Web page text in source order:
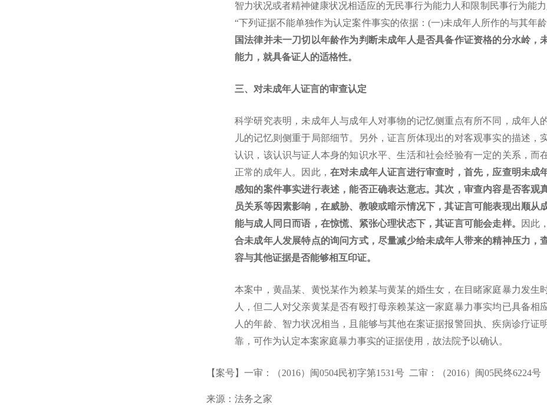
智力状况或者精神健康状况相适应的无民事行为能力人和限制民事行为能
“下列证据不能单独作为认定案件事实的依据：(一)未成年人所作的与其年
国法律并未一刀切以年龄作为判断未成年人是否具备作证资格的分水岭，
能力，就具备证人的适格性。
三、对未成年人证言的审查认定
科学研究表明，未成年人与成年人对事物的记忆侧重点有所不同，成年人
儿的记忆则侧重于局部细节。另外，证言所体现出的对客观事实的描述，
认识，该认识与证人本身的知识水平、生活和社会经验有一定的关系，而
正常的成年人。因此， 在对未成年人证言进行审查时，首先，应查明未成
感知的案件事实进行表述，能否正确表达意志。其次，审查内容是否客观
员关系等因素影响，在威胁、教唆或暗示情况下，其证言可能表现出顺从
能与成人同日而语，在惊慌、紧张心理状态下，其证言可能会走样。
因此，
合未成年人发展特点的询问方式，尽量减少给未成年人带来的精神压力，
容与其他证据是否能够相互印证。
本案中，黄晶某、黄悦某作为赖某与黄某的婚生女，在目睹家庭暴力发生
人，但二人对父亲黄某是否有殴打母亲赖某这一家庭暴力事实均已具备相
人的年龄、智力状况相当，且能够与其他在案证据报警回执、疾病诊疗证
靠，可作为认定本案家庭暴力事实的证据使用，故法院予以确认。
【案号】一审：（2016）闽0504民初字第1531号 二审：（2016）闽05民终6224号
来源：法务之家